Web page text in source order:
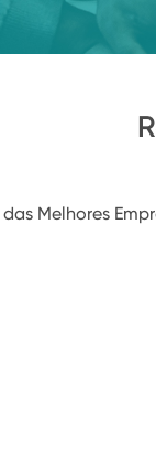
Melhores